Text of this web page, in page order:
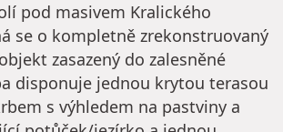
pod masivem Kralického
se o kompletně zrekonstruovaný
zasazený do zalesněné
disponuje jednou krytou terasou
s výhledem na pastviny a